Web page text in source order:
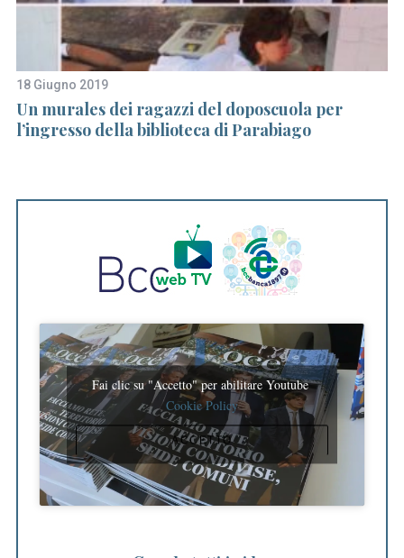
18 Giugno 2019
Un murales dei ragazzi del doposcuola per
l’ingresso della biblioteca di Parabiago
Fai clic su "Accetto" per abilitare Youtube
Cookie Policy
ACCETTO
f
o
r
: